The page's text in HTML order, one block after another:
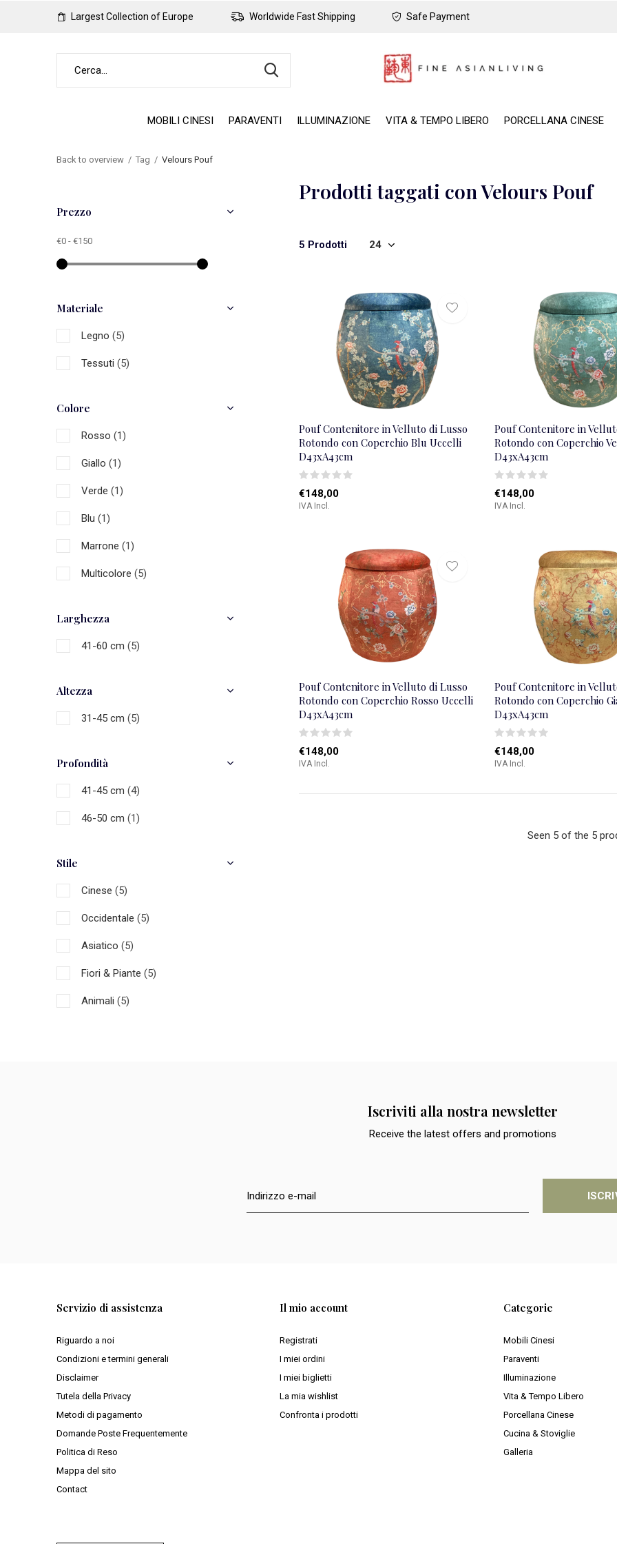
MOBILI CINESI PARAVENTI ILLUMINAZIONE VITA & TEMPO LIBERO PORCELLANA CINESE
Largest Collection of Europe Worldwide Fast Shipping Safe Payment
Back to overview Tag Velours Pouf
Prodotti taggati con Velours Pouf
5 Prodotti
Pouf Contenitore in Velluto di Lusso
Rotondo con Coperchio Blu Uccelli
D43xA43cm
€148,00
IVA Incl.
Pouf Contenitore in
Rotondo con Coperchio
D43xA43cm
€148,00
IVA Incl.
Pouf Contenitore in Velluto di Lusso
Rotondo con Coperchio Rosso Uccelli
D43xA43cm
€148,00
IVA Incl.
Pouf Contenitore in
Rotondo con Coperchio
D43xA43cm
€148,00
IVA Incl.
Seen 5 of the 5
Prezzo
€0 - €150
Materiale
Legno (5)
Tessuti (5)
Colore
Rosso (1)
Giallo (1)
Verde (1)
Blu (1)
Marrone (1)
Multicolore (5)
Larghezza
41-60 cm (5)
Altezza
31-45 cm (5)
Profondità
41-45 cm (4)
46-50 cm (1)
Stile
Cinese (5)
Occidentale (5)
Asiatico (5)
Fiori & Piante (5)
Animali (5)
Iscriviti alla nostra newsletter
Receive the latest offers and promotions
Servizio di assistenza
Riguardo a noi
Condizioni e termini generali
Disclaimer
Tutela della Privacy
Metodi di pagamento
Domande Poste Frequentemente
Politica di Reso
Mappa del sito
Contact
Il mio account
Registrati
I miei ordini
I miei biglietti
La mia wishlist
Confronta i prodotti
Categorie
Mobili Cinesi
Paraventi
Illuminazione
Vita & Tempo Libero
Porcellana Cinese
Cucina & Stoviglie
Galleria